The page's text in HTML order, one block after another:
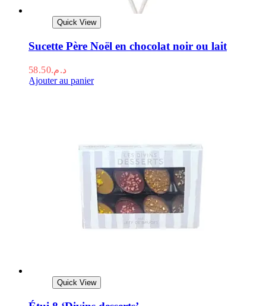
Quick View
Sucette Père Noël en chocolat noir ou lait
د.م.58.50
Ajouter au panier
Quick View